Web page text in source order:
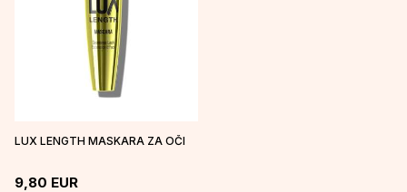
LUX LENGTH MASKARA ZA OČI
9,80 EUR